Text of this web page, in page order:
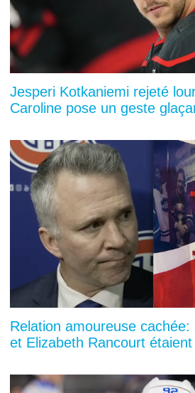
Jesperi Kotkaniemi rejeté
Caroline pose un geste
Relation amoureuse
et Elizabeth Rancourt